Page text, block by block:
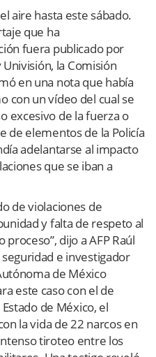
aire hasta este sábado.
que ha
fuera publicado por
la Comisión
en una nota que había
con un vídeo del cual se
excesivo de la fuerza o
de elementos de la Policía
adelantarse al impacto
que se iban a
de violaciones de
y falta de respeto al
dijo a AFP Raúl
e investigador
de México
este caso con el de
de México, el
la vida de 22 narcos en
tiroteo entre los